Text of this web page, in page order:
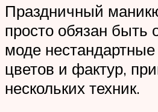
Праздничный
просто обязан быть
моде нестандартные
цветов и фактур,
нескольких техник.